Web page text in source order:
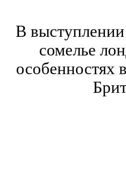
В
сомелье
особенностях